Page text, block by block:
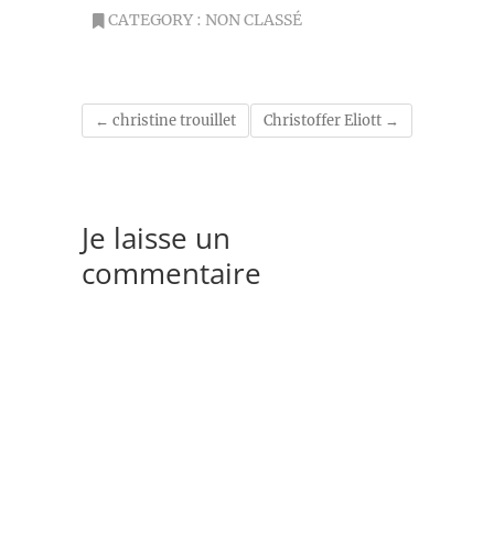
CATEGORY : NON CLASSÉ
← christine trouillet Christoffer Eliott →
Je laisse un
commentaire